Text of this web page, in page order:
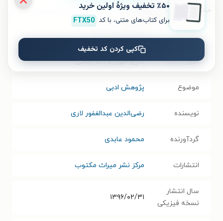
مشخصات کتاب الکترونیکی
عنوان دیگر شرح احوال و آثار جامی
موضوع پژوهش ادبی
نویسنده رضی‌الدین عبدالغفور لاری
گردآورنده محمود عابدی
انتشارات مرکز نشر میراث مکتوب
سال انتشار
نسخه فیزیکی
۱۳۹۶/۰۲/۳۱
٪۵۰ تخفیف ویژۀ اولین خرید
برای کتاب‌های متنی، با کد FTX50
کپی کردن کد تخفیف